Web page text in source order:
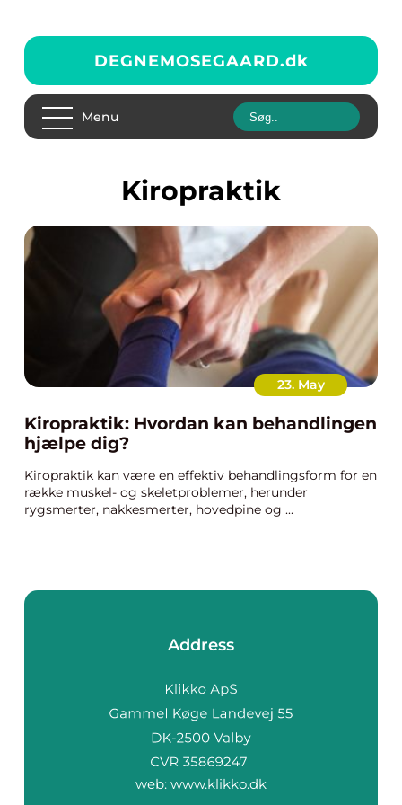
DEGNEMOSEGAARD.dk
Menu
kiropraktik
23. May
Kiropraktik: Hvordan kan behandlingen
hjælpe dig?
Kiropraktik kan være en effektiv behandlingsform for en
række muskel- og skeletproblemer, herunder
rygsmerter, nakkesmerter, hovedpine og ...
Address
web: www.klikko.dk